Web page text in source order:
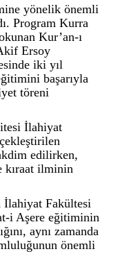
yönelik önemli
Program Kurra
Kur’an-ı
Ersoy
iki yıl
başarıyla
töreni
İlahiyat
edilirken,
kıraat ilminin
İlahiyat Fakültesi
i Aşere eğitiminin
aynı zamanda
önemli